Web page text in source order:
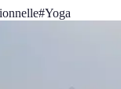
#Yoga